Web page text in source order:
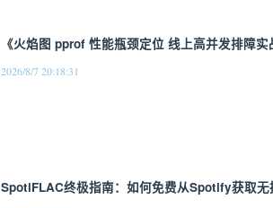
《火焰图 pprof 性能瓶颈定位 线上高并发排障实
2026/8/7 20:18:31
SpotiFLAC终极指南：如何免费从Spotify获取无